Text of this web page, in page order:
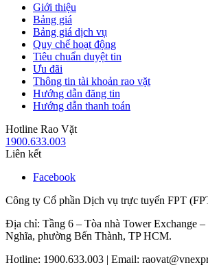
Giới thiệu
Bảng giá
Bảng giá dịch vụ
Quy chế hoạt động
Tiêu chuẩn duyệt tin
Ưu đãi
Thông tin tài khoản rao vặt
Hướng dẫn đăng tin
Hướng dẫn thanh toán
Hotline Rao Vặt
1900.633.003
Liên kết
Facebook
Công ty Cổ phần Dịch vụ trực tuyến FPT
Địa chỉ: Tầng 6 – Tòa nhà Tower Exchange
Nghĩa, phường Bến Thành, TP HCM.
Hotline: 1900.633.003 | Email: